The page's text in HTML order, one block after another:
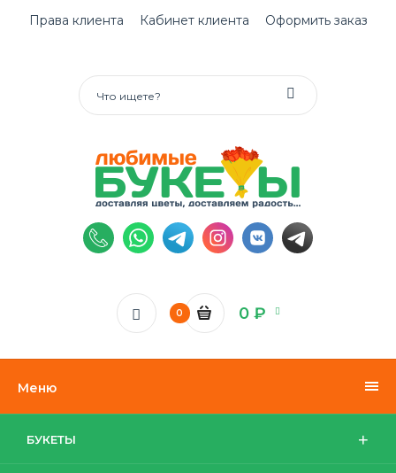
Права клиента Кабинет клиента Оформить заказ
0 0 ₽
Меню
БУКЕТЫ